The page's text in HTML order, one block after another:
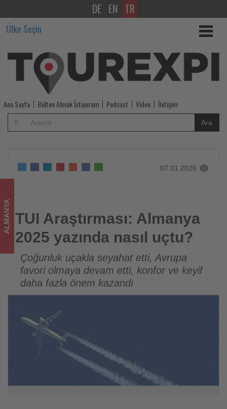
TUI
Araştırması:
Almanya
2025
yazında
nasıl
uçtu?
Tourexpi,
sizler
için
turizmde
olup
bitenleri
takip
ediyor!
DE EN TR
Ülke Seçin
Ana Sayfa Bülten Almak İstiyorum Podcast Video İletişim
Ara
07.01.2026
TUI Araştırması: Almanya 2025 yazında nasıl uçtu?
ALMANYA TUI Araştırması: Almanya
2025 yazında nasıl uçtu?
Çoğunluk uçakla seyahat etti, Avrupa
favori olmaya devam etti, konfor ve keyif
daha fazla önem kazandı